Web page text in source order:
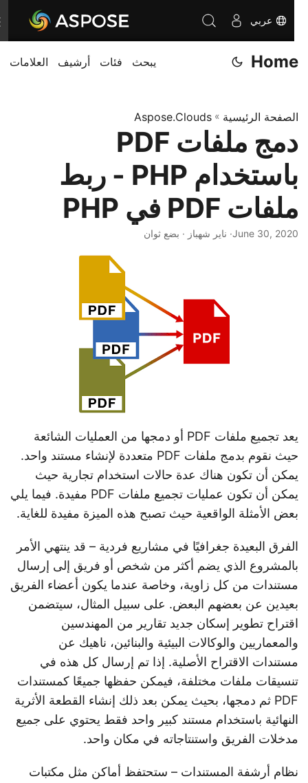
عربي
Home يبحث فئات أرشيف العلامات
الصفحة الرئيسية»
Aspose.Clouds
دمج ملفات PDF
باستخدام PHP - ربط
ملفات PDF في PHP
June 30, 2020· ناير شهباز · بضع ثوان
يعد تجميع ملفات PDF أو دمجها من العمليات الشائعة
حيث نقوم بدمج ملفات PDF متعددة لإنشاء مستند واحد.
يمكن أن تكون هناك عدة حالات استخدام تجارية حيث
يمكن أن تكون عمليات تجميع ملفات PDF مفيدة. فيما يلي
بعض الأمثلة الواقعية حيث تصبح هذه الميزة مفيدة للغاية.
الفرق البعيدة جغرافيًا في مشاريع فردية – قد ينتهي الأمر
بالمشروع الذي يضم أكثر من شخص أو فريق إلى إرسال
مستندات من كل زاوية، وخاصة عندما يكون أعضاء الفريق
بعيدين عن بعضهم البعض. على سبيل المثال، سيتضمن
اقتراح تطوير إسكان جديد تقارير من المهندسين
والمعماريين والوكالات البيئية والبنائين، ناهيك عن
مستندات الاقتراح الأصلية. إذا تم إرسال كل هذه في
تنسيقات ملفات مختلفة، فيمكن حفظها جميعًا كمستندات
PDF ثم دمجها، بحيث يمكن بعد ذلك إنشاء القطعة الأثرية
النهائية باستخدام مستند كبير واحد فقط يحتوي على جميع
مدخلات الفريق واستنتاجاته في مكان واحد.
نظام أرشفة المستندات – ستحتفظ أماكن مثل مكتبات